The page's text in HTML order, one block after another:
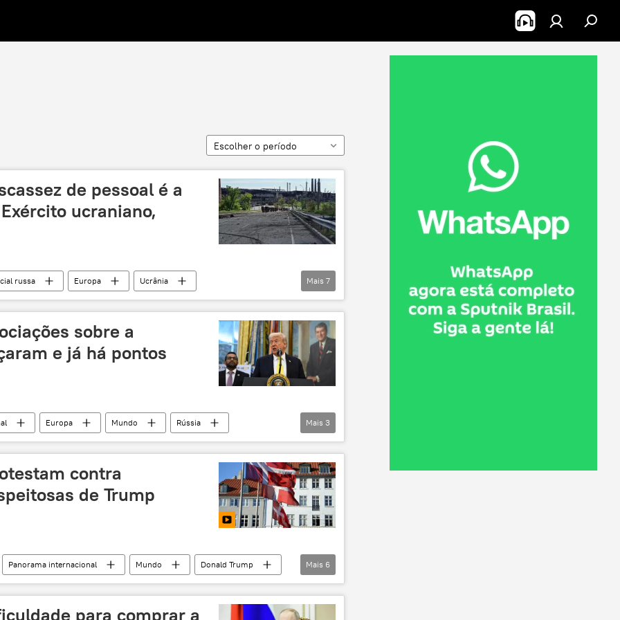
Escolher o período
de pessoal é a
ucraniano,
russa Europa
Ucrânia
da Ucrânia Exército
escassez
Mais 7
sobre a
e já há pontos
Europa Mundo
Rússia
Estados Unidos
Mais 3
contra
de Trump
Panorama internacional Mundo
Donald Trump
Embaixada Casa Branca
Europa
Mais 6
para comprar a